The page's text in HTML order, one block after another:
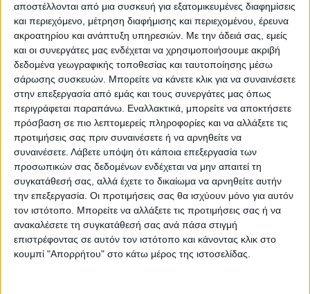
αποστέλλονται από μια συσκευή για εξατομικευμένες διαφημίσεις
και περιεχόμενο, μέτρηση διαφήμισης και περιεχομένου, έρευνα
ακροατηρίου και ανάπτυξη υπηρεσιών. Με την άδειά σας, εμείς
και οι συνεργάτες μας ενδέχεται να χρησιμοποιήσουμε ακριβή
δεδομένα γεωγραφικής τοποθεσίας και ταυτοποίησης μέσω
σάρωσης συσκευών. Μπορείτε να κάνετε κλικ για να συναινέσετε
στην επεξεργασία από εμάς και τους συνεργάτες μας όπως
περιγράφεται παραπάνω. Εναλλακτικά, μπορείτε να αποκτήσετε
πρόσβαση σε πιο λεπτομερείς πληροφορίες και να αλλάξετε τις
προτιμήσεις σας πριν συναινέσετε ή να αρνηθείτε να
συναινέσετε. Λάβετε υπόψη ότι κάποια επεξεργασία των
προσωπικών σας δεδομένων ενδέχεται να μην απαιτεί τη
συγκατάθεσή σας, αλλά έχετε το δικαίωμα να αρνηθείτε αυτήν
την επεξεργασία. Οι προτιμήσεις σας θα ισχύουν μόνο για αυτόν
τον ιστότοπο. Μπορείτε να αλλάξετε τις προτιμήσεις σας ή να
ανακαλέσετε τη συγκατάθεσή σας ανά πάσα στιγμή
επιστρέφοντας σε αυτόν τον ιστότοπο και κάνοντας κλικ στο
κουμπί "Απορρήτου" στο κάτω μέρος της ιστοσελίδας.
μέτρησης καταναλώσεων των δικτύων
άρδευσης.
Επιπλέον, κρίθηκε απαραίτητο να
υπολογιστεί εκ νέου και να συμπεριληφθεί
στον Προϋπολογισμό, η απαιτούμενη,
δαπάνη εναλλακτικής διαχείρισης
αποβλήτων, η οποία βαρύνει το ποσό των
Απολογιστικών Εργασιών και ανέρχεται σε
354.000 ευρώ.
Τελευταίες Ειδήσεις Σήμερα
Ακολούθησε την εφημερίδα ΝΕΟΣ